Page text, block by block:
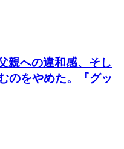
親への違和感、そし
のをやめた。『グッ